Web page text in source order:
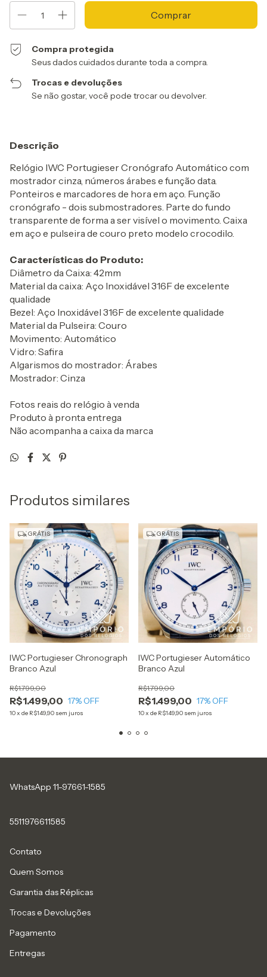
Compra protegida
Seus dados cuidados durante toda a compra.
Trocas e devoluções
Se não gostar, você pode trocar ou devolver.
Descrição
Relógio IWC Portugieser Cronógrafo Automático com
mostrador cinza, números árabes e função data.
Ponteiros e marcadores de hora em aço. Função
cronógrafo - dois submostradores. Parte do fundo
transparente de forma a ser visível o movimento. Caixa
em aço e pulseira de couro preto modelo crocodilo.
Características do Produto:
Diâmetro da Caixa: 42mm
Material da caixa: Aço Inoxidável 316F de excelente
qualidade
Bezel: Aço Inoxidável 316F de excelente qualidade
Material da Pulseira: Couro
Movimento: Automático
Vidro: Safira
Algarismos do mostrador: Árabes
Mostrador: Cinza
Fotos reais do relógio à venda
Produto à pronta entrega
Não acompanha a caixa da marca
Produtos similares
GRÁTIS
IWC Portugieser Chronograph
Branco Azul
R$1.499,00
R$1.799,00
17% OFF
10x de R$149,90 sem juros
GRÁTIS
IWC Portugieser Automático
Branco Azul
R$1.499,00
R$1.799,00
17% OFF
10x de R$149,90 sem juros
WhatsApp 11-97661-1585
5511976611585
Contato
Quem Somos
Garantia das Réplicas
Trocas e Devoluções
Pagamento
Entregas